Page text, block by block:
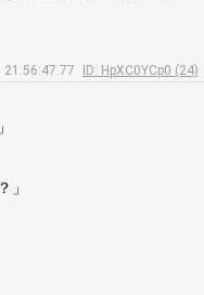
ID: HpXC0YCp0 (24)
」